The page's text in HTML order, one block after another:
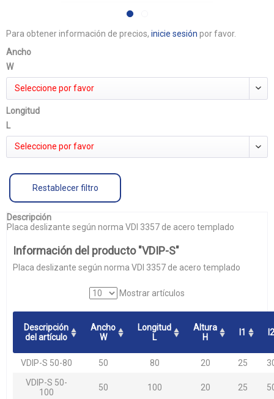
Para obtener información de precios, inicie sesión por favor.
Ancho
W
Seleccione por favor
Longitud
L
Seleccione por favor
Restablecer filtro
Descripción
Placa deslizante según norma VDI 3357 de acero templado
Información del producto "VDIP-S"
Placa deslizante según norma VDI 3357 de acero templado
Mostrar artículos
Descripción
del artículo
Ancho
W
Longitud
L
Altura
H
l1 l2
VDIP-S 50-80 50 80 20 25
VDIP-S 50-
100
50 100 20 25